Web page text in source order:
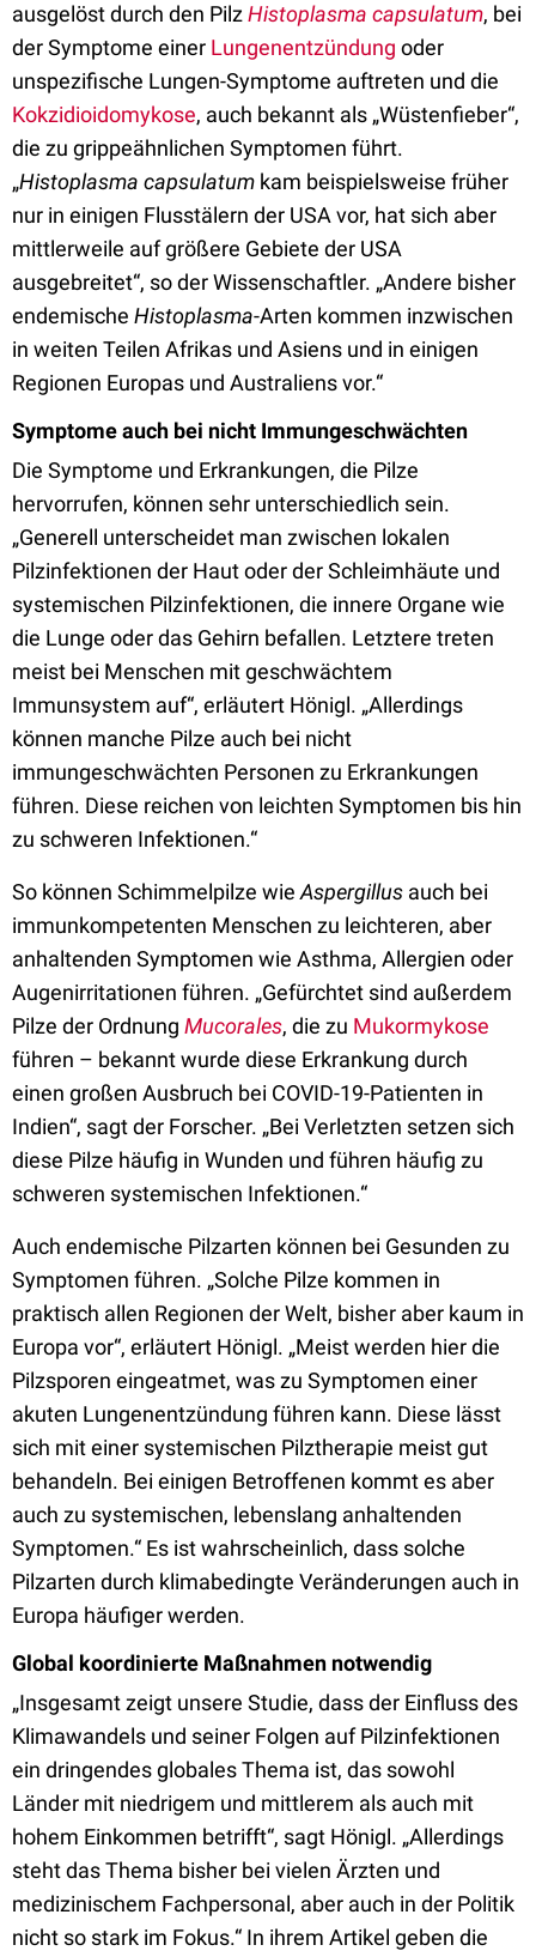
ausgelöst durch den PilzHistoplasma capsulatum, bei
der Symptome einer Lungenentzündung oder
unspezifische Lungen-Symptome auftreten und die
Kokzidioidomykose, auch bekannt als „Wüstenfieber“,
die zu grippeähnlichen Symptomen führt.
„Histoplasma capsulatum kam beispielsweise früher
nur in einigen Flusstälern der USA vor, hat sich aber
mittlerweile auf größere Gebiete der USA
ausgebreitet“, so der Wissenschaftler. „Andere bisher
endemische Histoplasma-Arten kommen inzwischen
in weiten Teilen Afrikas und Asiens und in einigen
Regionen Europas und Australiens vor.“
Symptome auch bei nicht Immungeschwächten
Die Symptome und Erkrankungen, die Pilze
hervorrufen, können sehr unterschiedlich sein.
„Generell unterscheidet man zwischen lokalen
Pilzinfektionen der Haut oder der Schleimhäute und
systemischen Pilzinfektionen, die innere Organe wie
die Lunge oder das Gehirn befallen. Letztere treten
meist bei Menschen mit geschwächtem
Immunsystem auf“, erläutert Hönigl. „Allerdings
können manche Pilze auch bei nicht
immungeschwächten Personen zu Erkrankungen
führen. Diese reichen von leichten Symptomen bis hin
zu schweren Infektionen.“
So können Schimmelpilze wie Aspergillus auch bei
immunkompetenten Menschen zu leichteren, aber
anhaltenden Symptomen wie Asthma, Allergien oder
Augenirritationen führen. „Gefürchtet sind außerdem
Pilze der Ordnung Mucorales, die zu Mukormykose
führen – bekannt wurde diese Erkrankung durch
einen großen Ausbruch bei COVID-19-Patienten in
Indien“, sagt der Forscher. „Bei Verletzten setzen sich
diese Pilze häufig in Wunden und führen häufig zu
schweren systemischen Infektionen.“
Auch endemische Pilzarten können bei Gesunden zu
Symptomen führen. „Solche Pilze kommen in
praktisch allen Regionen der Welt, bisher aber kaum in
Europa vor“, erläutert Hönigl. „Meist werden hier die
Pilzsporen eingeatmet, was zu Symptomen einer
akuten Lungenentzündung führen kann. Diese lässt
sich mit einer systemischen Pilztherapie meist gut
behandeln. Bei einigen Betroffenen kommt es aber
auch zu systemischen, lebenslang anhaltenden
Symptomen.“ Es ist wahrscheinlich, dass solche
Pilzarten durch klimabedingte Veränderungen auch in
Europa häufiger werden.
Global koordinierte Maßnahmen notwendig
„Insgesamt zeigt unsere Studie, dass der Einfluss des
Klimawandels und seiner Folgen auf Pilzinfektionen
ein dringendes globales Thema ist, das sowohl
Länder mit niedrigem und mittlerem als auch mit
hohem Einkommen betrifft“, sagt Hönigl. „Allerdings
steht das Thema bisher bei vielen Ärzten und
medizinischem Fachpersonal, aber auch in der Politik
nicht so stark im Fokus.“ In ihrem Artikel geben die